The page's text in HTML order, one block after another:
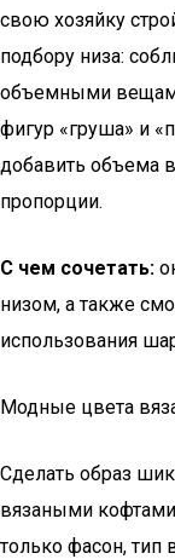
свою хозяйку
подбору низа:
объемными
фигур «груша» и
добавить объема
пропорции.
С чем сочетать:
низом, а также
использования
Модные цвета
Сделать образ
вязаными
только фасон, тип